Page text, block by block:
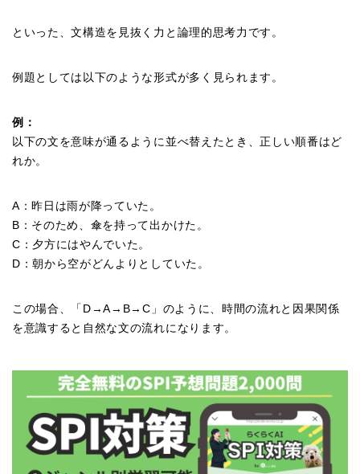
といった、文構造を見抜く力と論理的思考力です。
例題としては以下のような形式が多く見られます。
例：
以下の文を意味が通るように並べ替えたとき、正しい順番はど
れか。
A：昨日は雨が降っていた。
B：そのため、傘を持って出かけた。
C：夕方にはやんでいた。
D：朝から空がどんよりとしていた。
この場合、「D→A→B→C」のように、時間の流れと因果関係
を意識すると自然な文の流れになります。